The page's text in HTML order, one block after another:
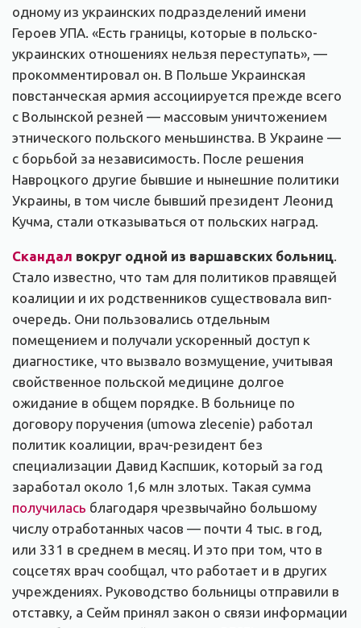
одному из украинских подразделений имени
Героев УПА. «Есть границы, которые в польско-
украинских отношениях нельзя переступать», —
прокомментировал он. В Польше Украинская
повстанческая армия ассоциируется прежде всего
с Волынской резней — массовым уничтожением
этнического польского меньшинства. В Украине —
с борьбой за независимость. После решения
Навроцкого другие бывшие и нынешние политики
Украины, в том числе бывший президент Леонид
Кучма, стали отказываться от польских наград.
Скандал вокруг одной из варшавских больниц.
Стало известно, что там для политиков правящей
коалиции и их родственников существовала вип-
очередь. Они пользовались отдельным
помещением и получали ускоренный доступ к
диагностике, что вызвало возмущение, учитывая
свойственное польской медицине долгое
ожидание в общем порядке. В больнице по
договору поручения (umowa zlecenie) работал
политик коалиции, врач-резидент без
специализации Давид Каспшик, который за год
заработал около 1,6 млн злотых. Такая сумма
получилась благодаря чрезвычайно большому
числу отработанных часов — почти 4 тыс. в год,
или 331 в среднем в месяц. И это при том, что в
соцсетях врач сообщал, что работает и в других
учреждениях. Руководство больницы отправили в
отставку, а Сейм принял закон о связи информации